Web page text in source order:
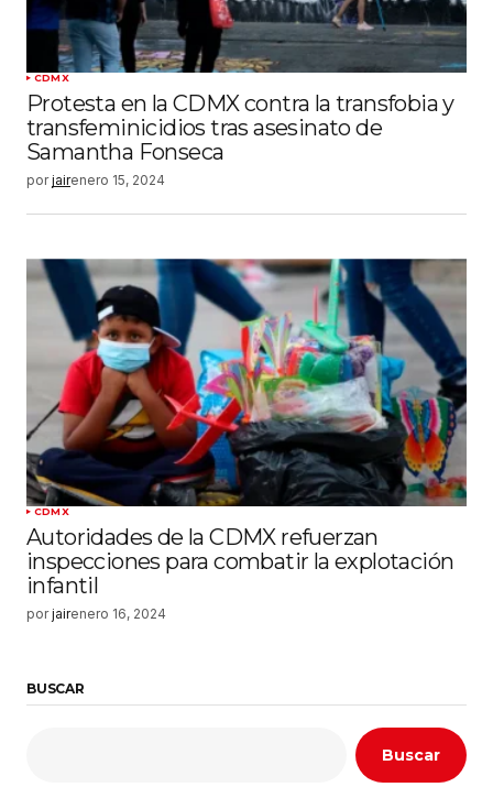
CDMX
Protesta en la CDMX contra la transfobia y
transfeminicidios tras asesinato de
Samantha Fonseca
por jairenero 15, 2024
CDMX
Autoridades de la CDMX refuerzan
inspecciones para combatir la explotación
infantil
por jairenero 16, 2024
BUSCAR
Buscar